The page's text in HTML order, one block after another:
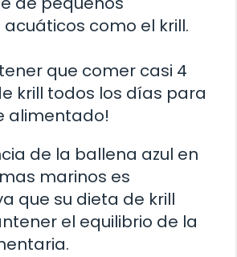
como el krill.
que comer casi 4
krill todos los días para
alimentado!
de la ballena azul en
marinos es
que su dieta de krill
el equilibrio de la